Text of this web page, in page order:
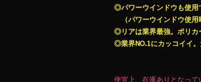
◎パワーウインドウも使用
（パワーウインドウ使用
◎リアは業界最強。ポリカ
◎業界NO.1にカッコイイ。
便宜上、在庫ありとなって